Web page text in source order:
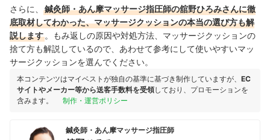
さらに、
鍼灸師・あん摩マッサージ指圧師の舘野ひろみさんに徹
底取材してわかった、マッサージクッションの本当の選び方も解
説します 。もみ返しの原因や対処方法、マッサージクッションの
捨て方も解説しているので、あわせて参考にして使いやすいマッ
サージクッションを選んでください。
本コンテンツはマイベストが独自の基準に基づき制作していますが、 EC
サイトやメーカー等から送客手数料を受領しており、プロモーションを
含みます。
制作・運営ポリシー
鍼灸師・あん摩マッサージ指圧師